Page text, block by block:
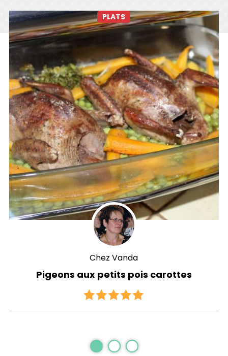
Chez Vanda
PLATS
Pigeons aux petits pois carottes